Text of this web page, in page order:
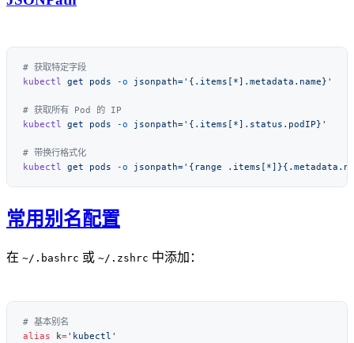
kubectl get pods -o
kubectl get pods -o
kubectl get pods -o
常用别名配置
在 ~/.bashrc 或 ~/.zshrc 中添加：
alias k=